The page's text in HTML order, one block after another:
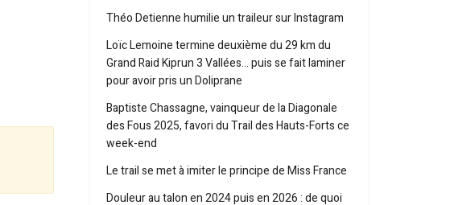
Théo Detienne humilie un traileur sur Instagram
Loïc Lemoine termine deuxième du 29 km du
Grand Raid Kiprun 3 Vallées… puis se fait laminer
pour avoir pris un Doliprane
Baptiste Chassagne, vainqueur de la Diagonale
des Fous 2025, favori du Trail des Hauts-Forts ce
week-end
Le trail se met à imiter le principe de Miss France
Douleur au talon en 2024 puis en 2026 : de quoi